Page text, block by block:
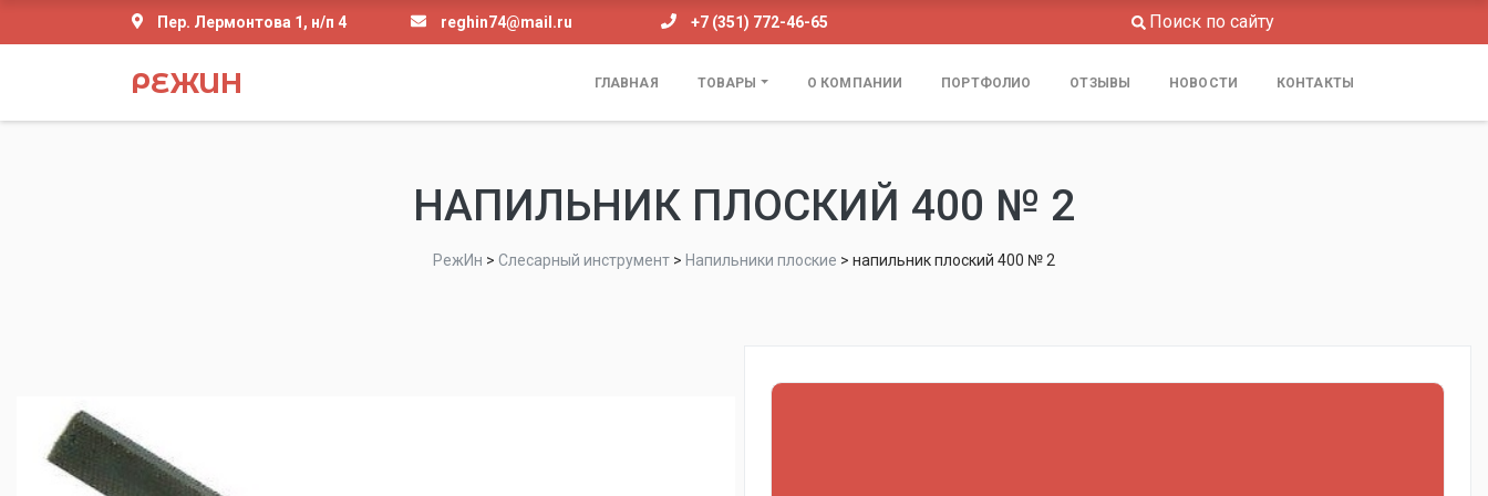
Пер. Лермонтова 1, н/п 4 reghin74@mail.ru +7 (351) 772-46-65 Поиск по сайту
РЕЖИН ГЛАВНАЯ ТОВАРЫ О КОМПАНИИ ПОРТФОЛИО ОТЗЫВЫ НОВОСТИ КОНТАКТЫ
НАПИЛЬНИК ПЛОСКИЙ 400 № 2
РежИн > Слесарный инструмент > Напильники плоские > напильник плоский 400 № 2